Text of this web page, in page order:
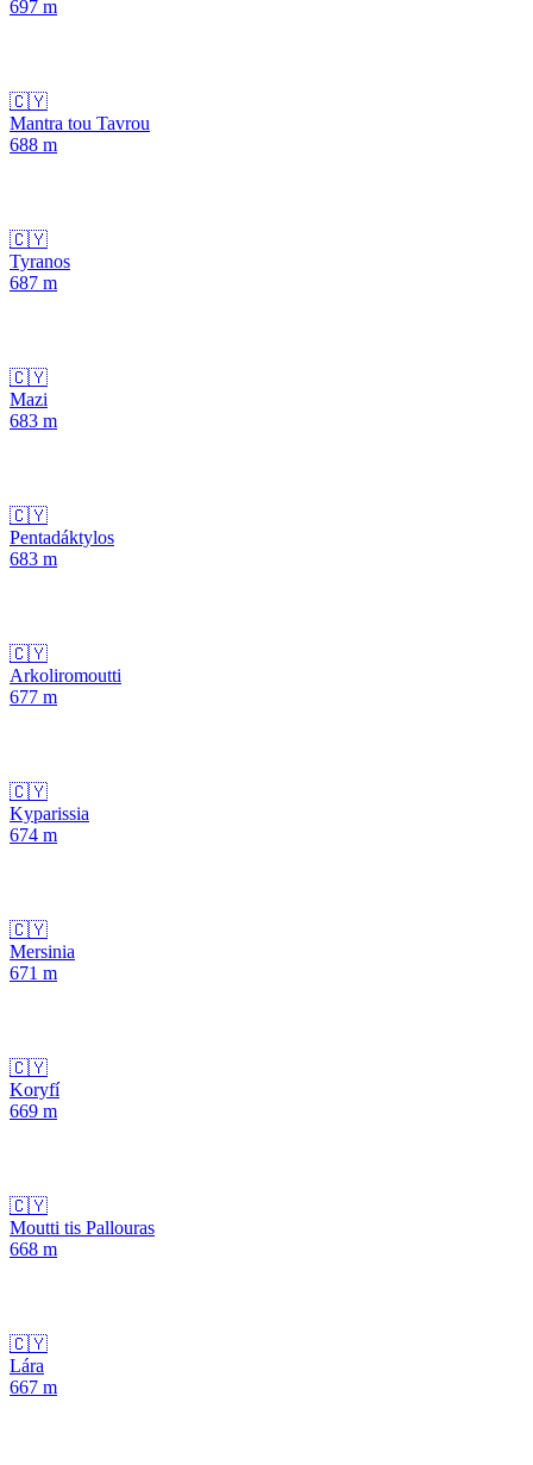
697 m
🇨🇾
Mantra tou Tavrou
688 m
🇨🇾
Tyranos
687 m
🇨🇾
Mazi
683 m
🇨🇾
Pentadáktylos
683 m
🇨🇾
Arkoliromoutti
677 m
🇨🇾
Kyparissia
674 m
🇨🇾
Mersinia
671 m
🇨🇾
Koryfí
669 m
🇨🇾
Moutti tis Pallouras
668 m
🇨🇾
Lára
667 m